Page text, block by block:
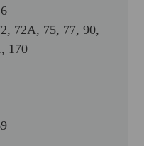
72A, 75, 77, 90,
170